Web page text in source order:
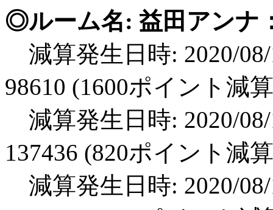
◎ルーム名: 益田アンナ
減算発生日時: 2020/
98610 (1600ポイント減
減算発生日時: 2020/
137436 (820ポイント減
減算発生日時: 2020/